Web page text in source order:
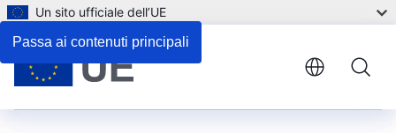
Passa ai contenuti principali
Un sito ufficiale dell’UE